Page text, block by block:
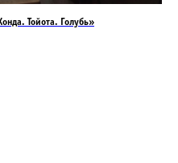
Тойота. Голубь»